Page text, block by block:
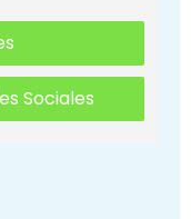
Sociales